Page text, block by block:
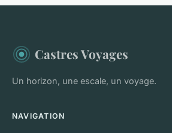
Castres Voyages
Un horizon, une escale, un voyage.
NAVIGATION